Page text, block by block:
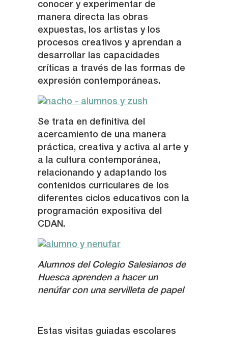
conocer y experimentar de
manera directa las obras
expuestas, los artistas y los
procesos creativos y aprendan a
desarrollar las capacidades
críticas a través de las formas de
expresión contemporáneas.
Se trata en definitiva del
acercamiento de una manera
práctica, creativa y activa al arte y
a la cultura contemporánea,
relacionando y adaptando los
contenidos curriculares de los
diferentes ciclos educativos con la
programación expositiva del
CDAN.
Alumnos del Colegio Salesianos de
Huesca aprenden a hacer un
nenúfar con una servilleta de papel
Estas visitas guiadas escolares